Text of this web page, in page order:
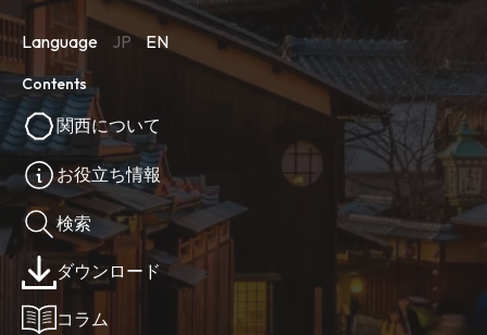
Language JP EN
Contents
関西について
お役立ち情報
検索
ダウンロード
コラム